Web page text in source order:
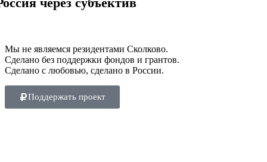
Мы не являемся резидентами Сколково.
Сделано без поддержки фондов и грантов.
Сделано с любовью, сделано в России.
Поддержать проект